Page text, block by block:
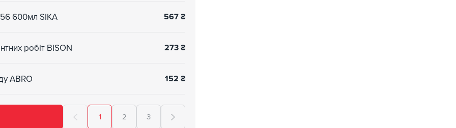
600мл SIKA 567 ₴
робіт BISON 273 ₴
ABRO 152 ₴
1 2 3